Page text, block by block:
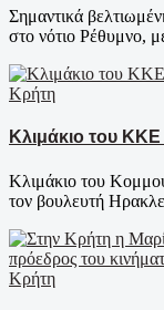
Σημαντικά
στο νότιο Ρέθυμνο,
Κρήτη
Κλιμάκιο του
Κλιμάκιο του
τον βουλευτή
Κρήτη